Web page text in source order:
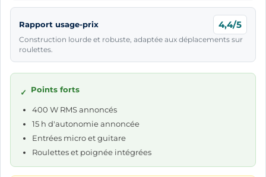
Rapport usage-prix 4,4/5
Construction lourde et robuste, adaptée aux déplacements sur
roulettes.
✓ Points forts
400 W RMS annoncés
15 h d'autonomie annoncée
Entrées micro et guitare
Roulettes et poignée intégrées